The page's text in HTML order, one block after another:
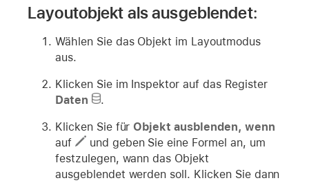
Layoutobjekt als ausgeblendet:
Wählen Sie das Objekt im Layoutmodus
aus.
Klicken Sie im Inspektor auf das Register
Daten
.
Klicken Sie für Objekt ausblenden, wenn
auf
und geben Sie eine Formel an, um
festzulegen, wann das Objekt
ausgeblendet werden soll. Klicken Sie dann